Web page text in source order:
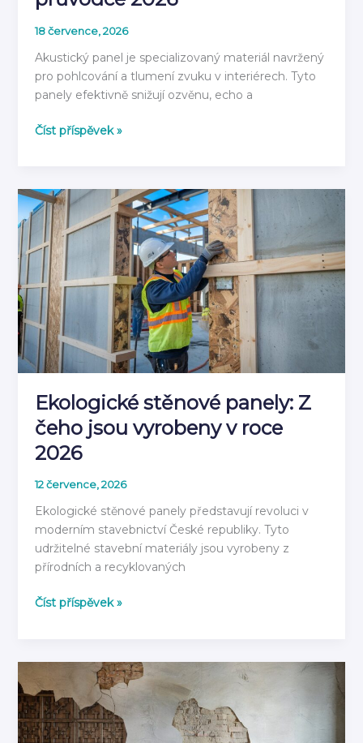
18 července, 2026
Akustický panel je specializovaný materiál navržený
pro pohlcování a tlumení zvuku v interiérech. Tyto
panely efektivně snižují ozvěnu, echo a
Co
a
jak
tlumí
zvuk
Kompletní
průvodce
2026
Číst příspěvek »
Ekologické stěnové panely: Z
čeho jsou vyrobeny v roce
2026
12 července, 2026
Ekologické stěnové panely představují revoluci v
moderním stavebnictví České republiky. Tyto
udržitelné stavební materiály jsou vyrobeny z
přírodních a recyklovaných
Ekologické
jsou
vyrobeny
v
Číst příspěvek »